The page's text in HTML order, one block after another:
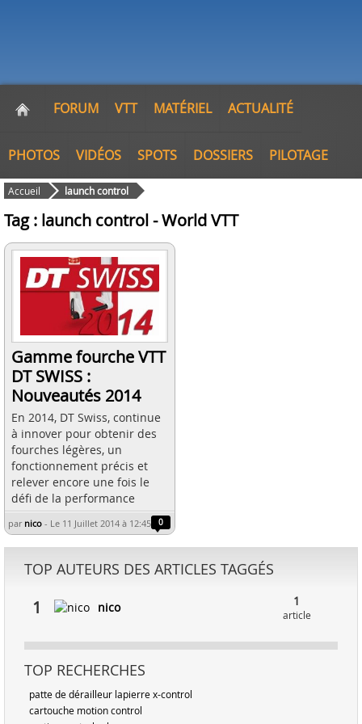
FORUM VTT MATÉRIEL ACTUALITÉ
PHOTOS VIDÉOS SPOTS DOSSIERS PILOTAGE
Accueil launch control
Tag : launch control - World VTT
Gamme fourche VTT
DT SWISS :
Nouveautés 2014
En 2014, DT Swiss, continue
à innover pour obtenir des
fourches légères, un
fonctionnement précis et
relever encore une fois le
défi de la performance
par nico - Le 11 Juillet 2014 à 12:45 0
TOP AUTEURS DES ARTICLES TAGGÉS
1 nico 1
article
TOP RECHERCHES
patte de dérailleur lapierre x-control
cartouche motion control